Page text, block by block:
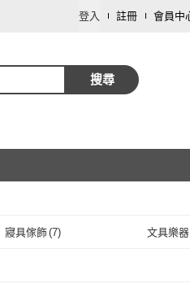
登入 註冊 會員中
搜尋
寢具傢飾(7) 文具樂器